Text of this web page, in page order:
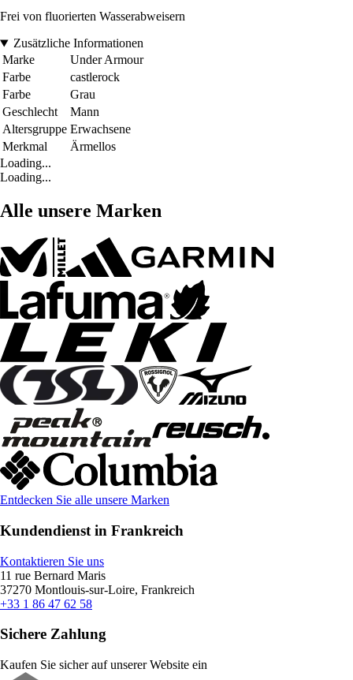
Frei von fluorierten Wasserabweisern
Zusätzliche Informationen
Marke
Under Armour
Farbe
castlerock
Farbe
Grau
Geschlecht
Mann
Altersgruppe Erwachsene
Merkmal
Ärmellos
Loading...
Loading...
Alle unsere Marken
Entdecken Sie alle unsere Marken
Kundendienst in Frankreich
Kontaktieren Sie uns
11 rue Bernard Maris
37270 Montlouis-sur-Loire, Frankreich
+33 1 86 47 62 58
Sichere Zahlung
Kaufen Sie sicher auf unserer Website ein